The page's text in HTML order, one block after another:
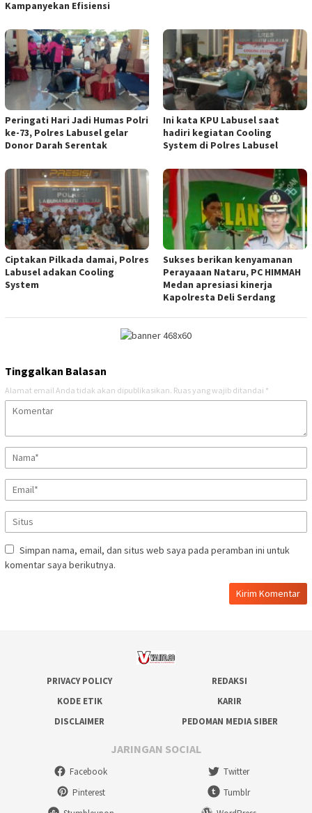
Kampanyekan Efisiensi
Peringati Hari Jadi Humas Polri
ke-73, Polres Labusel gelar
Donor Darah Serentak
Ini kata KPU Labusel saat
hadiri kegiatan Cooling
System di Polres Labusel
Ciptakan Pilkada damai, Polres
Labusel adakan Cooling
System
Sukses berikan kenyamanan
Perayaaan Nataru, PC HIMMAH
Medan apresiasi kinerja
Kapolresta Deli Serdang
Tinggalkan Balasan
Alamat email Anda tidak akan dipublikasikan. Ruas yang wajib ditandai *
Simpan nama, email, dan situs web saya pada peramban ini untuk
komentar saya berikutnya.
PRIVACY POLICY
REDAKSI
KODE ETIK
KARIR
DISCLAIMER
PEDOMAN MEDIA SIBER
JARINGAN SOCIAL
Facebook
Twitter
Pinterest
Tumblr